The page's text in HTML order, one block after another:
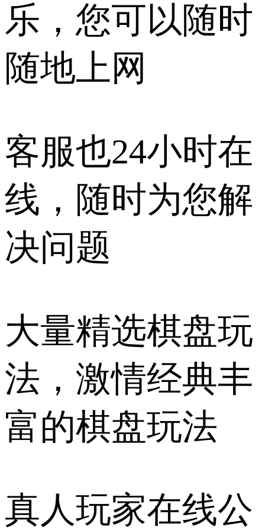
乐，您可以随时
随地上网
客服也24小时在
线，随时为您解
决问题
大量精选棋盘玩
法，激情经典丰
富的棋盘玩法
真人玩家在线公